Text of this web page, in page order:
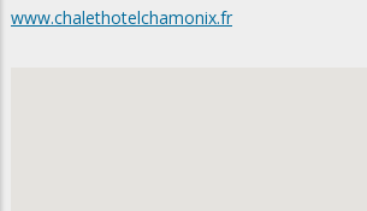
www.chalethotelchamonix.fr